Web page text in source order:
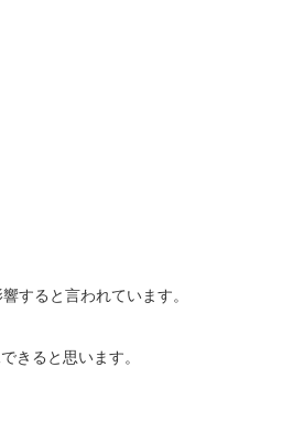
すると言われています。
きると思います。